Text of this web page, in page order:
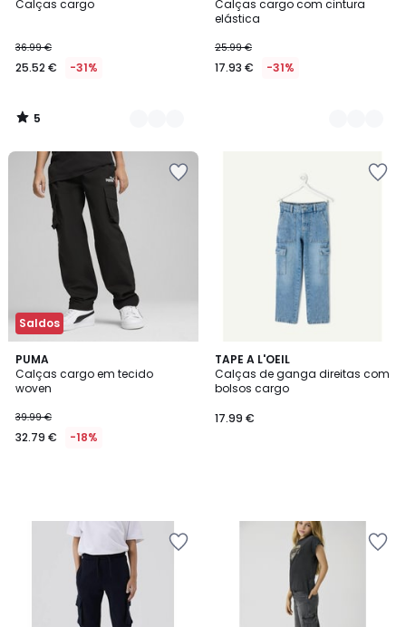
Calças cargo
36.99 €
25.52 € -31%
/
Cores
5
/
Calças cargo com cintura
elástica
25.99 €
17.93 € -31%
Cores
Saldos
PUMA
Calças cargo em tecido
woven
39.99 €
32.79 € -18%
TAPE A L'OEIL
Calças de ganga direitas com
bolsos cargo
17.99 €